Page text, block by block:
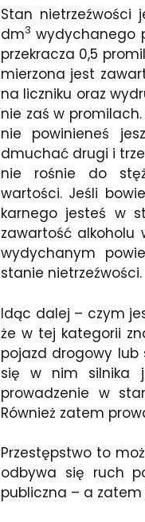
Stan nietrzeźwości
dm3 wydychanego
przekracza 0,5
mierzona jest
na liczniku oraz
nie zaś w
nie powinieneś
dmuchać drugi i
nie rośnie do
wartości. Jeśli
karnego jesteś w
zawartość alkoholu
wydychanym
stanie nietrzeźwości.
Idąc dalej – czym
że w tej kategorii
pojazd drogowy
się w nim silnika
prowadzenie w
Również zatem
Przestępstwo to
odbywa się ruch
publiczna – a